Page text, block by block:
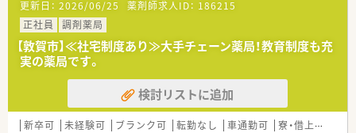
更新日： 2026/06/25 薬剤師求人ID： 186215
正社員
調剤薬局
【敦賀市】≪社宅制度あり≫大手チェーン薬局！教育制度も充
実の薬局です。
検討リストに追加
新卒可 未経験可 ブランク可 転勤なし 車通勤可 寮・借上社宅あり